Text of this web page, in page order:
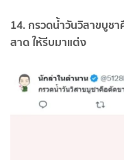
14. กรวดน้ำวันวิสาขบูช
สาด ให้รีบมาแต่ง